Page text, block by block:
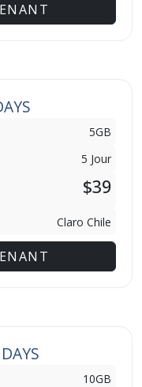
5GB
5 Jour
$39
Claro Chile
10GB